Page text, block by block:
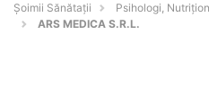
Şoimii Sănătații
Psihologi,
ARS MEDICA S.R.L.